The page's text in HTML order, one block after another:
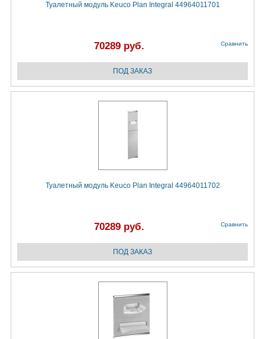
Туалетный модуль Keuco Plan Integral 44964011701
70289 руб. Сравнить
Туалетный модуль Keuco Plan Integral 44964011702
70289 руб. Сравнить